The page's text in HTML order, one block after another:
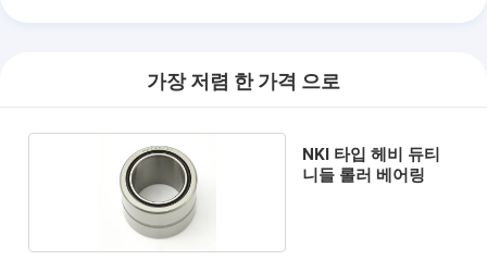
가장 저렴 한 가격 으로
NKI 타입 헤비 듀티
니들 롤러 베어링